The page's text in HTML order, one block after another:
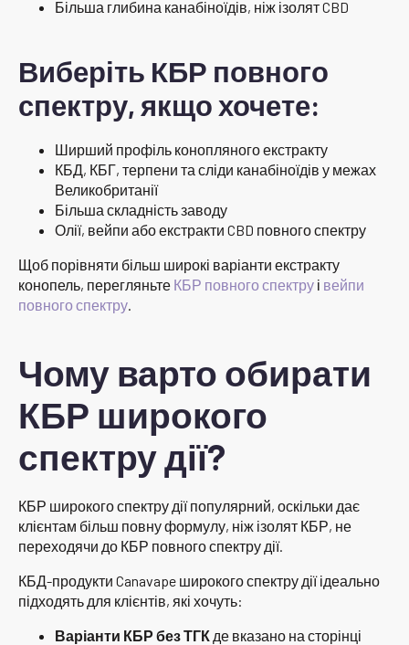
Більша глибина канабіноїдів, ніж ізолят CBD
Виберіть КБР повного
спектру, якщо хочете:
Ширший профіль конопляного екстракту
КБД, КБГ, терпени та сліди канабіноїдів у межах
Великобританії
Більша складність заводу
Олії, вейпи або екстракти CBD повного спектру
Щоб порівняти більш широкі варіанти екстракту
конопель, перегляньте КБР повного спектру і вейпи
повного спектру.
Чому варто обирати
КБР широкого
спектру дії?
КБР широкого спектру дії популярний, оскільки дає
клієнтам більш повну формулу, ніж ізолят КБР, не
переходячи до КБР повного спектру дії.
КБД-продукти Canavape широкого спектру дії ідеально
підходять для клієнтів, які хочуть:
Варіанти КБР без ТГК де вказано на сторінці